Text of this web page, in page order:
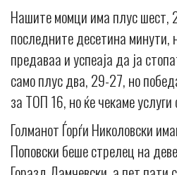
Нашите момци има плус шест,
последните десетина минути,
предаваа и успеаja да ја
само плус два, 29-27, но
за ТОП 16, но ќе чекаме услуги
Голманот Ѓорѓи Николовски
Поповски беше стрелец на